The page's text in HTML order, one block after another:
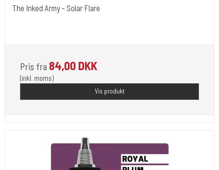
The Inked Army - Solar Flare
Pris fra 84,00 DKK
(inkl. moms)
Vis produkt